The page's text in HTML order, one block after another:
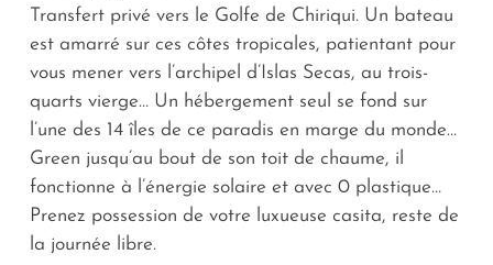
Transfert privé vers le Golfe de Chiriqui. Un bateau
est amarré sur ces côtes tropicales, patientant pour
vous mener vers l’archipel d’Islas Secas, au trois-
quarts vierge… Un hébergement seul se fond sur
l’une des 14 îles de ce paradis en marge du monde…
Green jusqu’au bout de son toit de chaume, il
fonctionne à l’énergie solaire et avec 0 plastique…
Prenez possession de votre luxueuse casita, reste de
la journée libre.